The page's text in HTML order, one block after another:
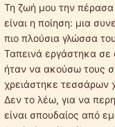
Τη ζωή μου την
είναι η ποίηση: μια
πιο πλούσια γλώσσα
Ταπεινά εργάστηκα σε
ήταν να ακούσω τους
χρειάστηκε τεσσάρων
Δεν το λέω, για να
είναι σπουδαίος από